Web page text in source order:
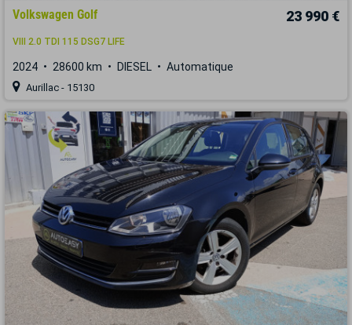
Volkswagen Golf 23 990 €
VIII 2.0 TDI 115 DSG7 LIFE
2024 28600 km DIESEL Automatique
Aurillac - 15130